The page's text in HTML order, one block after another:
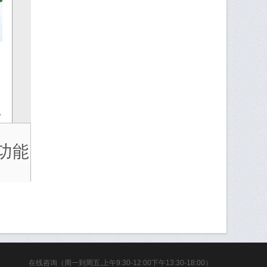
在线咨询（周一到周五,上午9:30-12:00下午13:30-18:00）